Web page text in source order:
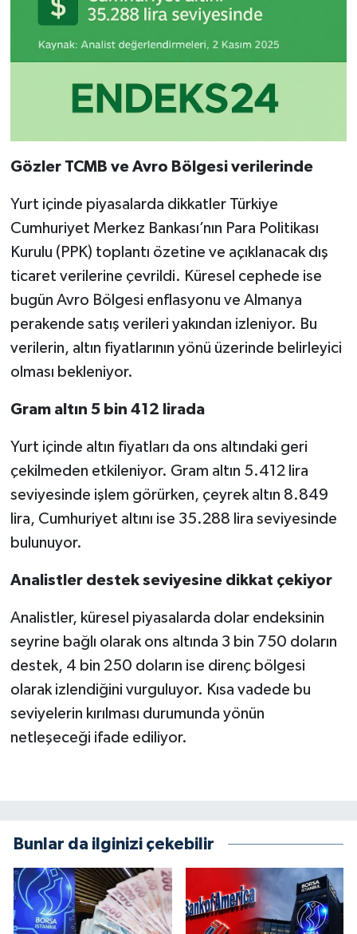
Gözler TCMB ve Avro Bölgesi verilerinde
Yurt içinde piyasalarda dikkatler Türkiye
Cumhuriyet Merkez Bankası’nın Para Politikası
Kurulu (PPK) toplantı özetine ve açıklanacak dış
ticaret verilerine çevrildi. Küresel cephede ise
bugün Avro Bölgesi enflasyonu ve Almanya
perakende satış verileri yakından izleniyor. Bu
verilerin, altın fiyatlarının yönü üzerinde belirleyici
olması bekleniyor.
Gram altın 5 bin 412 lirada
Yurt içinde altın fiyatları da ons altındaki geri
çekilmeden etkileniyor. Gram altın 5.412 lira
seviyesinde işlem görürken, çeyrek altın 8.849
lira, Cumhuriyet altını ise 35.288 lira seviyesinde
bulunuyor.
Analistler destek seviyesine dikkat çekiyor
Analistler, küresel piyasalarda dolar endeksinin
seyrine bağlı olarak ons altında 3 bin 750 doların
destek, 4 bin 250 doların ise direnç bölgesi
olarak izlendiğini vurguluyor. Kısa vadede bu
seviyelerin kırılması durumunda yönün
netleşeceği ifade ediliyor.
Bunlar da ilginizi çekebilir